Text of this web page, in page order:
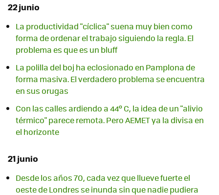
22 junio
La productividad "cíclica" suena muy bien como
forma de ordenar el trabajo siguiendo la regla. El
problema es que es un bluff
La polilla del boj ha eclosionado en Pamplona de
forma masiva. El verdadero problema se encuentra
en sus orugas
Con las calles ardiendo a 44º C, la idea de un "alivio
térmico" parece remota. Pero AEMET ya la divisa en
el horizonte
21 junio
Desde los años 70, cada vez que llueve fuerte el
oeste de Londres se inunda sin que nadie pudiera